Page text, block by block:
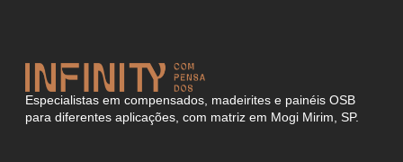
Especialistas em compensados, madeirites e painéis OSB
para diferentes aplicações, com matriz em Mogi Mirim, SP.